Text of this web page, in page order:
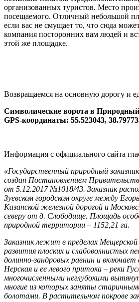
организованных туристов. Место
посещаемого. Отличный небольшой
если вас не смущает то, что сюда
компания посторонних вам людей и
этой же площадке.
Возвращаемся на основную дорогу и
Символические ворота в
GPS-координаты: 55.523043,
Информация с официального сайта
«Государственный природный
создан Постановлением
от 5.12.2017 №1018/43. Заказник
Зуевском городском округе между
Казанской железной дорогой и
северу от д. Слободище. Площадь
природной территории – 1152,21 га.
Заказник лежит в пределах
развития плоских и слабоволнистых
долинно-зандровых равнин и
Нерская и ее левого притока – реки
многочисленными неглубокими
многие из которых заняты
болотами. В растительном покрове